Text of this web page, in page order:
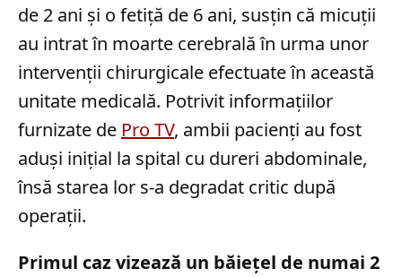
de 2 ani și o fetiță de 6 ani, susțin că micuții
au intrat în moarte cerebrală în urma unor
intervenții chirurgicale efectuate în această
unitate medicală. Potrivit informațiilor
furnizate de Pro TV, ambii pacienți au fost
aduși inițial la spital cu dureri abdominale,
însă starea lor s-a degradat critic după
operații.
Primul caz vizează un băiețel de numai 2